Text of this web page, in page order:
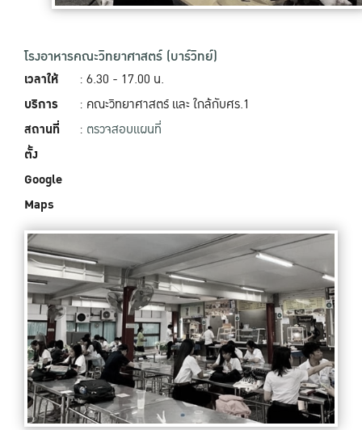
โรงอาหารคณะวิทยาศาสตร์ (บาร์วิทย์)
เวลาให้
บริการ
สถานที่
ตั้ง
Google
Maps
: 6.30 - 17.00 น.
: คณะวิทยาศาสตร์ และ ใกล้กับศร.1
: ตรวจสอบแผนที่